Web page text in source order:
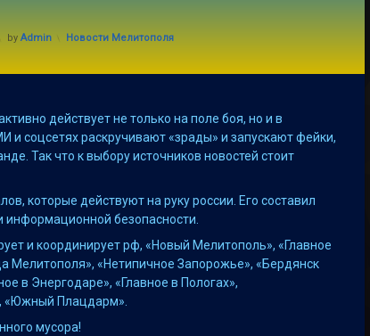
by Admin Categories:
Новости Мелитополя
действует не только на поле боя, но и в
соцсетях раскручивают «зрады» и запускают фейки,
Так что к выбору источников новостей стоит
которые действуют на руку россии. Его составил
информационной безопасности.
и координирует рф, «Новый Мелитополь», «Главное
Мелитополя», «Нетипичное Запорожье», «Бердянск
в Энергодаре», «Главное в Пологах»,
«Южный Плацдарм».
мусора!